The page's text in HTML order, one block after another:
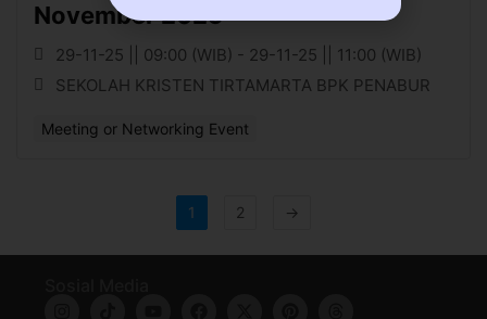
November 2025
29-11-25 || 09:00 (WIB) - 29-11-25 || 11:00 (WIB)
SEKOLAH KRISTEN TIRTAMARTA BPK PENABUR
Meeting or Networking Event
1 2 →